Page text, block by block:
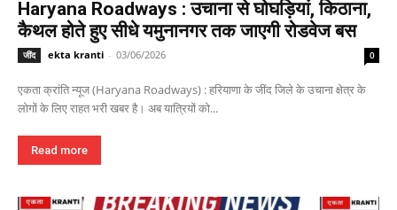
Haryana Roadways : उचाना से घोघड़ियां, किठाना,
कैथल होते हुए सीधे यमुनानगर तक जाएगी रोडवेज बस
जींद ekta kranti - 03/06/2026 0
एकता क्रांति न्यूज (Haryana Roadways) : हरियाणा के जींद जिले के उचाना क्षेत्र के
लोगों के लिए राहत भरी खबर है। अब यात्रियों को...
Read more